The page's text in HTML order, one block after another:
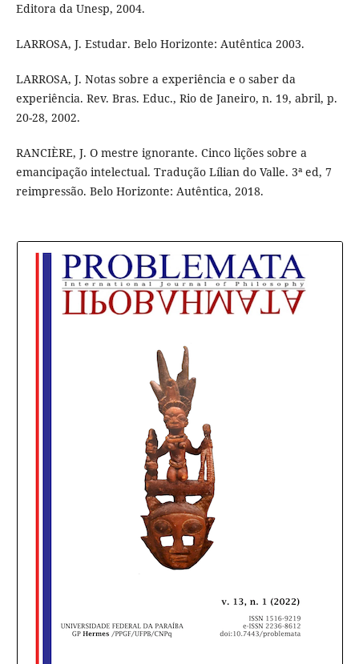
Editora da Unesp, 2004.
LARROSA, J. Estudar. Belo Horizonte: Autêntica 2003.
LARROSA, J. Notas sobre a experiência e o saber da
experiência. Rev. Bras. Educ., Rio de Janeiro, n. 19, abril, p.
20-28, 2002.
RANCIÈRE, J. O mestre ignorante. Cinco lições sobre a
emancipação intelectual. Tradução Lílian do Valle. 3ª ed, 7
reimpressão. Belo Horizonte: Autêntica, 2018.